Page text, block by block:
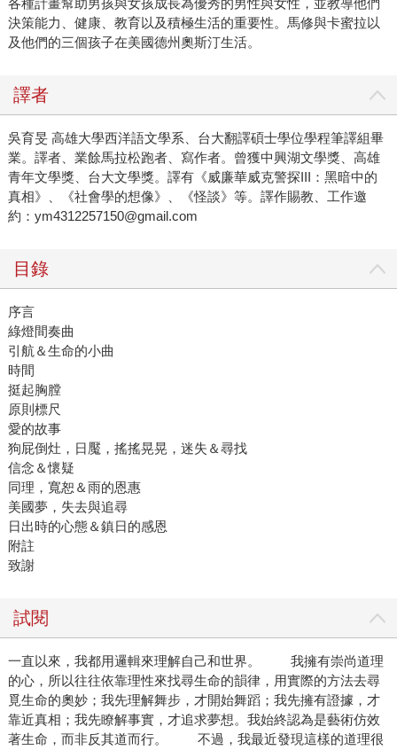
各種計畫幫助男孩與女孩成長為優秀的男性與女性，並教導他們
決策能力、健康、教育以及積極生活的重要性。馬修與卡蜜拉以
及他們的三個孩子在美國德州奧斯汀生活。
譯者
吳育旻 高雄大學西洋語文學系、台大翻譯碩士學位學程筆譯組畢
業。譯者、業餘馬拉松跑者、寫作者。曾獲中興湖文學獎、高雄
青年文學獎、台大文學獎。譯有《威廉華威克警探III：黑暗中的
真相》、《社會學的想像》、《怪談》等。譯作賜教、工作邀
約：ym4312257150@gmail.com
目錄
序言
綠燈間奏曲
引航＆生命的小曲
時間
挺起胸膛
原則標尺
愛的故事
狗屁倒灶，日魘，搖搖晃晃，迷失＆尋找
信念＆懷疑
同理，寬恕＆雨的恩惠
美國夢，失去與追尋
日出時的心態＆鎮日的感恩
附註
致謝
試閱
一直以來，我都用邏輯來理解自己和世界。 我擁有崇尚道理
的心，所以往往依靠理性來找尋生命的韻律，用實際的方法去尋
覓生命的奧妙；我先理解舞步，才開始舞蹈；我先擁有證據，才
靠近真相；我先瞭解事實，才追求夢想。我始終認為是藝術仿效
著生命，而非反其道而行。 不過，我最近發現這樣的道理很